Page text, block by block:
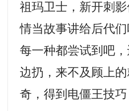
祖玛卫士，新开刺
情当故事讲给后代
每一种都尝试到吧
边扔，来不及顾上
奇，得到电僵王技